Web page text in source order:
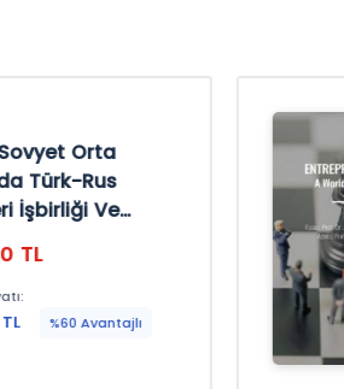
Orta
Rus
Ve
%60 Avantajlı